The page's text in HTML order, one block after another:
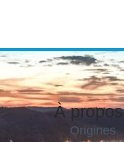
À propos
Origines